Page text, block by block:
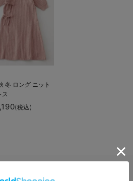
冬 ロング ニット
ス
(税込)
の良い素材、 そして授乳に便利なデザイ